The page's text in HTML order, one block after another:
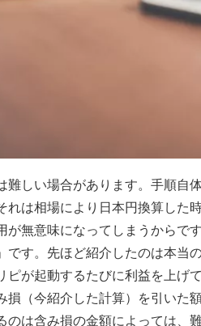
難しい場合があります。手順自
れは相場により日本円換算した
が無意味になってしまうからで
す。先ほど紹介したのは本当
ピが起動するたびに利益を上げ
損（今紹介した計算）を引いた
のは含み損の金額によっては、